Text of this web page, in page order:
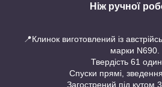
Ніж ручної
📍Клинок виготовлений із
марки N690.
Твердість 61
Спуски прямі,
Загострений під кутом